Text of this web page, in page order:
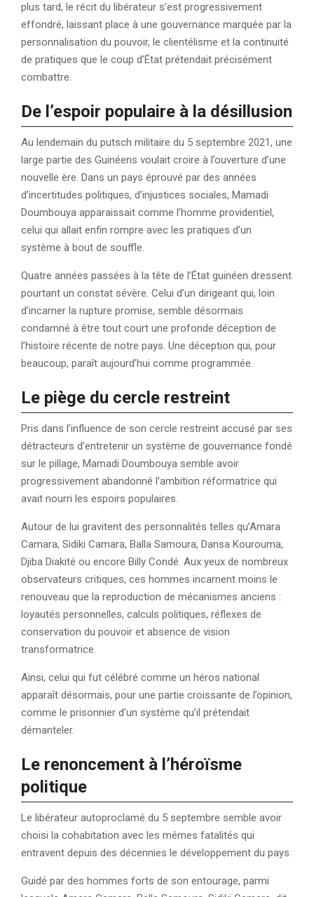
plus tard, le récit du libérateur s’est progressivement
effondré, laissant place à une gouvernance marquée par la
personnalisation du pouvoir, le clientélisme et la continuité
de pratiques que le coup d’État prétendait précisément
combattre.
De l’espoir populaire à la désillusion
Au lendemain du putsch militaire du 5 septembre 2021, une
large partie des Guinéens voulait croire à l’ouverture d’une
nouvelle ère. Dans un pays éprouvé par des années
d’incertitudes politiques, d’injustices sociales, Mamadi
Doumbouya apparaissait comme l’homme providentiel,
celui qui allait enfin rompre avec les pratiques d’un
système à bout de souffle.
Quatre années passées à la tête de l’État guinéen dressent
pourtant un constat sévère. Celui d’un dirigeant qui, loin
d’incarner la rupture promise, semble désormais
condamné à être tout court une profonde déception de
l’histoire récente de notre pays. Une déception qui, pour
beaucoup, paraît aujourd’hui comme programmée.
Le piège du cercle restreint
Pris dans l’influence de son cercle restreint accusé par ses
détracteurs d’entretenir un système de gouvernance fondé
sur le pillage, Mamadi Doumbouya semble avoir
progressivement abandonné l’ambition réformatrice qui
avait nourri les espoirs populaires.
Autour de lui gravitent des personnalités telles qu’Amara
Camara, Sidiki Camara, Balla Samoura, Dansa Kourouma,
Djiba Diakité ou encore Billy Condé. Aux yeux de nombreux
observateurs critiques, ces hommes incarnent moins le
renouveau que la reproduction de mécanismes anciens :
loyautés personnelles, calculs politiques, réflexes de
conservation du pouvoir et absence de vision
transformatrice.
Ainsi, celui qui fut célébré comme un héros national
apparaît désormais, pour une partie croissante de l’opinion,
comme le prisonnier d’un système qu’il prétendait
démanteler.
Le renoncement à l’héroïsme
politique
Le libérateur autoproclamé du 5 septembre semble avoir
choisi la cohabitation avec les mêmes fatalités qui
entravent depuis des décennies le développement du pays.
Guidé par des hommes forts de son entourage, parmi